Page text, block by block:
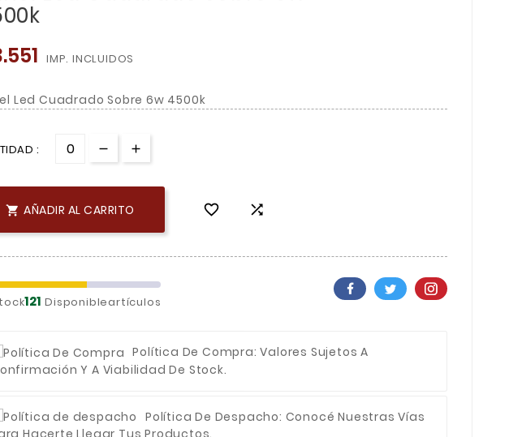
IMP. INCLUIDOS
Led Cuadrado Sobre 6w 4500k
:
 AÑADIR AL CARRITO  
121 Disponibleartículos
Política De Compra: Valores Sujetos A
Y A Viabilidad De Stock.
Política De Despacho: Conocé Nuestras Vías